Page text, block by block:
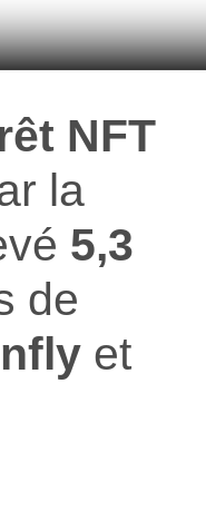
NFT
la
5,3
de
et